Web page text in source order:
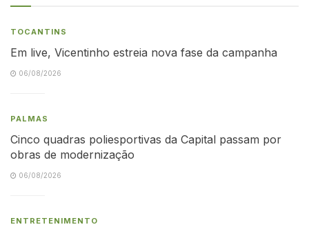
TOCANTINS
Em live, Vicentinho estreia nova fase da campanha
06/08/2026
PALMAS
Cinco quadras poliesportivas da Capital passam por
obras de modernização
06/08/2026
ENTRETENIMENTO